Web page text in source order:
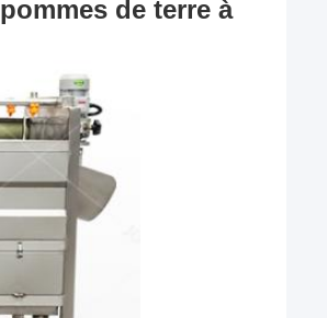
de terre à